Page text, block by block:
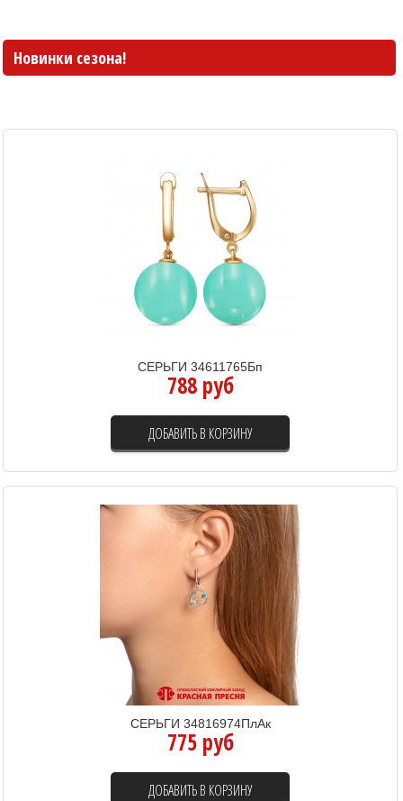
Новинки сезона!
СЕРЬГИ 34611765Бп
788 руб
ДОБАВИТЬ В КОРЗИНУ
СЕРЬГИ 34816974ПлАк
775 руб
ДОБАВИТЬ В КОРЗИНУ